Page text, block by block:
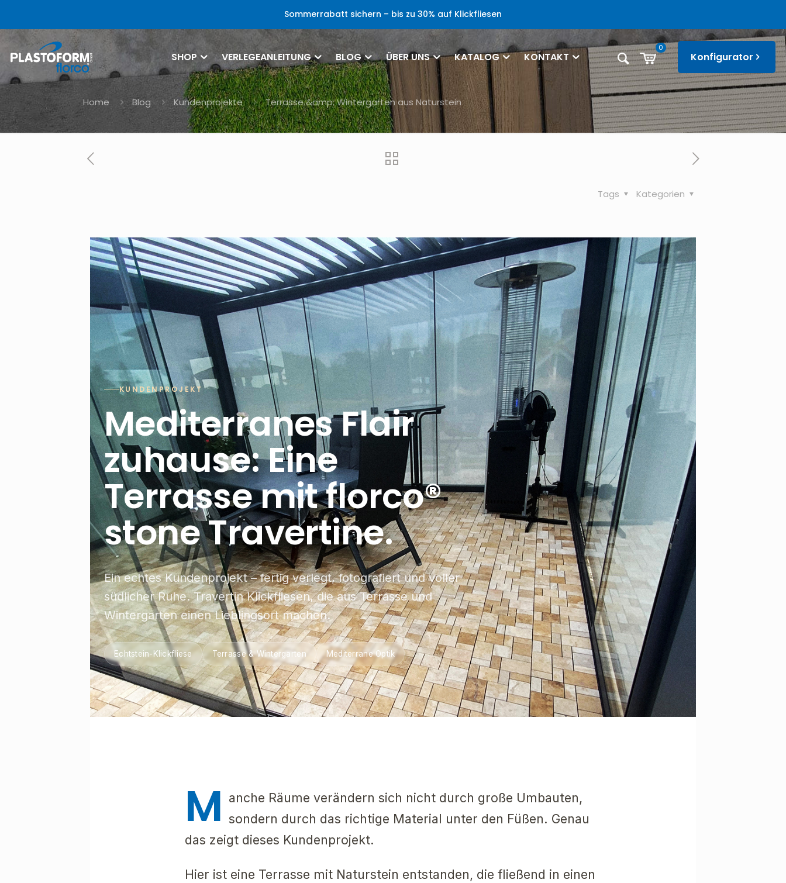
Sommerrabatt sichern – bis zu 30% auf Klickfliesen
SHOP VERLEGEANLEITUNG BLOG ÜBER UNS KATALOG KONTAKT
0
Konfigurator
Home Blog Kundenprojekte Terrasse &amp; Wintergarten aus Naturstein
Kategorien
Tags
KUNDENPROJEKT
Mediterranes Flair
zuhause: Eine
Terrasse mit florco®
stone Travertine.
Ein echtes Kundenprojekt – fertig verlegt, fotografiert und voller
südlicher Ruhe. Travertin Klickfliesen, die aus Terrasse und
Wintergarten einen Lieblingsort machen.
Echtstein-Klickfliese Terrasse & Wintergarten Mediterrane Optik
M anche Räume verändern sich nicht durch große Umbauten,
sondern durch das richtige Material unter den Füßen. Genau
das zeigt dieses Kundenprojekt.
Hier ist eine Terrasse mit Naturstein entstanden, die fließend in einen